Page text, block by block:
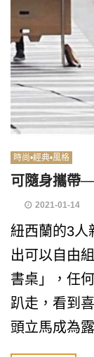
時尚•經典•風格
可隨身攜帶
2021-01-14
紐西蘭的3人
出可以自由
書桌」，任
趴走，看到
頭立馬成為